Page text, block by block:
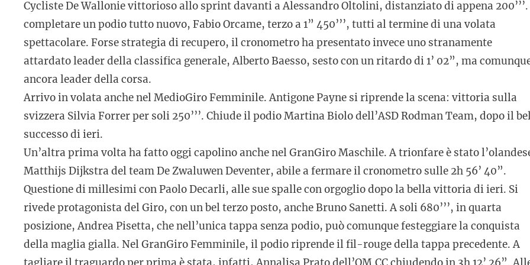
Cycliste De Wallonie vittorioso allo sprint davanti a Alessandro Oltolini, distanziato di appena 200’’’.
completare un podio tutto nuovo, Fabio Orcame, terzo a 1” 450’’’, tutti al termine di una volata
spettacolare. Forse strategia di recupero, il cronometro ha presentato invece uno stranamente
attardato leader della classifica generale, Alberto Baesso, sesto con un ritardo di 1’ 02”, ma
ancora leader della corsa.
Arrivo in volata anche nel MedioGiro Femminile. Antigone Payne si riprende la scena: vittoria sulla
svizzera Silvia Forrer per soli 250’’’. Chiude il podio Martina Biolo dell’ASD Rodman Team, dopo il
successo di ieri.
Un’altra prima volta ha fatto oggi capolino anche nel GranGiro Maschile. A trionfare è stato
Matthijs Dijkstra del team De Zwaluwen Deventer, abile a fermare il cronometro sulle 2h 56’ 40”.
Questione di millesimi con Paolo Decarli, alle sue spalle con orgoglio dopo la bella vittoria di ieri. Si
rivede protagonista del Giro, con un bel terzo posto, anche Bruno Sanetti. A soli 680’’’, in quarta
posizione, Andrea Pisetta, che nell’unica tappa senza podio, può comunque festeggiare la conquista
della maglia gialla. Nel GranGiro Femminile, il podio riprende il fil-rouge della tappa precedente. A